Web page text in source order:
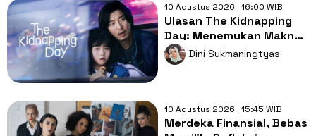
10 Agustus 2026 | 16:00 WIB
Ulasan The Kidnapping
Day: Menemukan Makna
Keluarga dari Kisah
Penculikan
Dini Sukmaningtyas
10 Agustus 2026 | 15:45 WIB
Merdeka Finansial, Bebas